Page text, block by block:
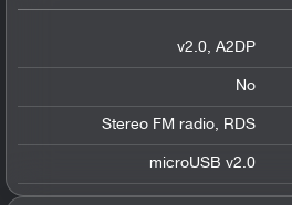
v2.0, A2DP
No
Stereo FM radio, RDS
microUSB v2.0